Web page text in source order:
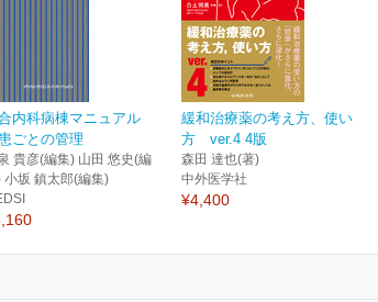
内科病棟マニュアル
ごとの管理
貴彦(編集) 山田 悠史(編
小坂 鎮太郎(編集)
緩和治療薬の考え方、使い
方 ver.4 4版
森田 達也(著)
中外医学社
¥4,400